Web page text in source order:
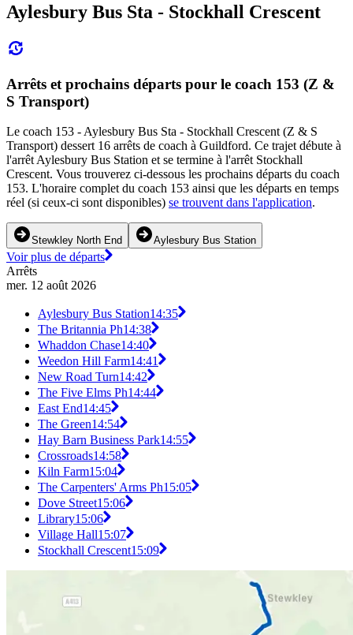
Aylesbury Bus Sta - Stockhall Crescent
Arrêts et prochains départs pour le coach 153 (Z &
S Transport)
Le coach 153 - Aylesbury Bus Sta - Stockhall Crescent (Z & S
Transport) dessert 16 arrêts de coach à Guildford. Ce trajet débute à
l'arrêt Aylesbury Bus Station et se termine à l'arrêt Stockhall
Crescent. Vous trouverez ci-dessous les prochains départs du coach
153. L'horaire complet du coach 153 ainsi que les départs en temps
réel (si ceux-ci sont disponibles) se trouvent dans l'application.
Stewkley North End Aylesbury Bus Station
Voir plus de départs
Arrêts
mer. 12 août 2026
Aylesbury Bus Station14:35
The Britannia Ph14:38
Whaddon Chase14:40
Weedon Hill Farm14:41
New Road Turn14:42
The Five Elms Ph14:44
East End14:45
The Green14:54
Hay Barn Business Park14:55
Crossroads14:58
Kiln Farm15:04
The Carpenters' Arms Ph15:05
Dove Street15:06
Library15:06
Village Hall15:07
Stockhall Crescent15:09